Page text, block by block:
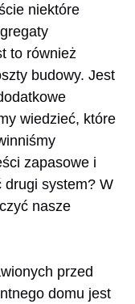
niektóre
to również
budowy. Jest
wiedzieć, które
zapasowe i
drugi system? W
nasze
przed
domu jest